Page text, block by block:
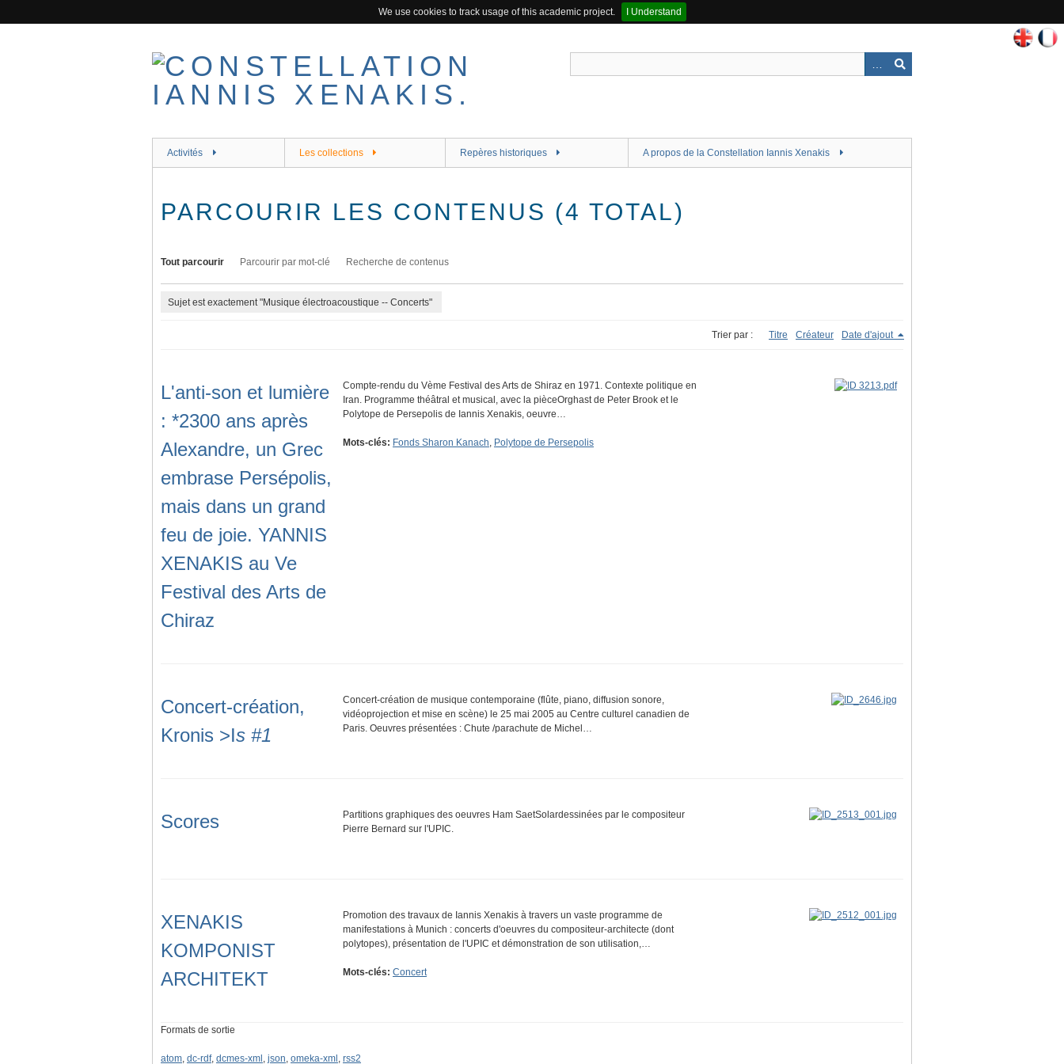
We use cookies to track usage of this academic project.
I Understand
Activités Les collections Repères historiques A propos de la Constellation Iannis Xenakis
PARCOURIR LES CONTENUS (4 TOTAL)
Tout parcourir Parcourir par mot-clé Recherche de contenus
Sujet est exactement "Musique électroacoustique -- Concerts"
Trier par : Titre Créateur Date d'ajout
L'anti-son et lumière
: *2300 ans après
Alexandre, un Grec
embrase Persépolis,
mais dans un grand
feu de joie. YANNIS
XENAKIS au Ve
Festival des Arts de
Chiraz
Compte-rendu du Vème Festival des Arts de Shiraz en 1971. Contexte politique en
Iran. Programme théâtral et musical, avec la pièceOrghast de Peter Brook et le
Polytope de Persepolis de Iannis Xenakis, oeuvre…
Mots-clés: Fonds Sharon Kanach, Polytope de Persepolis
Concert-création,
Kronis >Is #1
Concert-création de musique contemporaine (flûte, piano, diffusion sonore,
vidéoprojection et mise en scène) le 25 mai 2005 au Centre culturel canadien de
Paris. Oeuvres présentées : Chute /parachute de Michel…
Scores
Partitions graphiques des oeuvres Ham SaetSolardessinées par le compositeur
Pierre Bernard sur l'UPIC.
XENAKIS
KOMPONIST
ARCHITEKT
Promotion des travaux de Iannis Xenakis à travers un vaste programme de
manifestations à Munich : concerts d'oeuvres du compositeur-architecte (dont
polytopes), présentation de l'UPIC et démonstration de son utilisation,…
Mots-clés: Concert
Formats de sortie
atom, dc-rdf, dcmes-xml , json, omeka-xml , rss2